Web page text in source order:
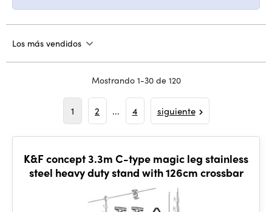
Los más vendidos
Mostrando 1-30 de 120
1 2 ... 4 siguiente
K&F concept 3.3m C-type magic leg stainless
steel heavy duty stand with 126cm crossbar